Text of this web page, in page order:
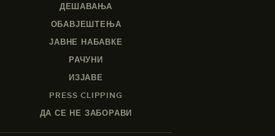
ДЕШАВАЊА
ОБАВЈЕШТЕЊА
ЈАВНЕ НАБАВКЕ
РАЧУНИ
ИЗЈАВЕ
PRESS CLIPPING
ДА СЕ НЕ ЗАБОРАВИ